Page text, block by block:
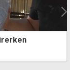
çarpıştı: 7